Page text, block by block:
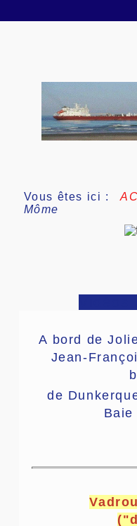
Vous êtes ici :
Môme
A bord de
Jean-
de